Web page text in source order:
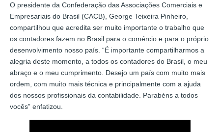
O presidente da Confederação das Associações Comerciais e
Empresariais do Brasil (CACB), George Teixeira Pinheiro,
compartilhou que acredita ser muito importante o trabalho que
os contadores fazem no Brasil para o comércio e para o próprio
desenvolvimento nosso país. “É importante compartilharmos a
alegria deste momento, a todos os contadores do Brasil, o meu
abraço e o meu cumprimento. Desejo um país com muito mais
ordem, com muito mais técnica e principalmente com a ajuda
dos nossos profissionais da contabilidade. Parabéns a todos
vocês” enfatizou.